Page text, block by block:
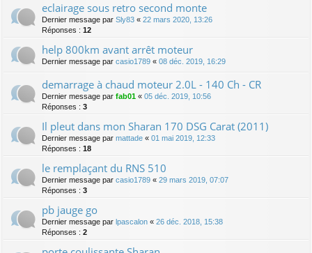
eclairage sous retro second monte
Dernier message par Sly83 « 22 mars 2020, 13:26
Réponses : 12
help 800km avant arrêt moteur
Dernier message par casio1789 « 08 déc. 2019, 16:29
demarrage à chaud moteur 2.0L - 140 Ch - CR
Dernier message par fab01 « 05 déc. 2019, 10:56
Réponses : 3
Il pleut dans mon Sharan 170 DSG Carat (2011)
Dernier message par mattade « 01 mai 2019, 12:33
Réponses : 18
le remplaçant du RNS 510
Dernier message par casio1789 « 29 mars 2019, 07:07
Réponses : 3
pb jauge go
Dernier message par lpascalon « 26 déc. 2018, 15:38
Réponses : 2